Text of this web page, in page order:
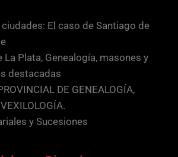
El caso de Santiago de
La Plata, Genealogía, masones y
destacadas
DE GENEALOGÍA,
y Sucesiones